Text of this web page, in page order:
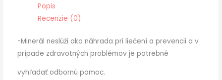
Popis
Recenzie (0)
-Minerál neslúži ako náhrada pri liečení a prevencii a v
prípade zdravotných problémov je potrebné
vyhľadať odbornú pomoc.